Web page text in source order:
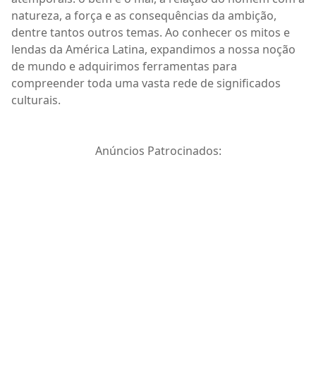
natureza, a força e as consequências da ambição,
dentre tantos outros temas. Ao conhecer os mitos e
lendas da América Latina, expandimos a nossa noção
de mundo e adquirimos ferramentas para
compreender toda uma vasta rede de significados
culturais.
Anúncios Patrocinados: